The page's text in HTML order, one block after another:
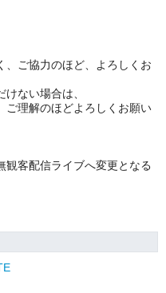
、ご協力のほど、よろしくお
ない場合は、
ご理解のほどよろしくお願い
客配信ライブへ変更となる